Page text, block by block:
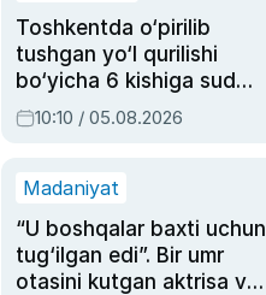
Toshkentda o‘pirilib
tushgan yo‘l qurilishi
bo‘yicha 6 kishiga sud
hukmi o‘qildi
10:10 / 05.08.2026
Madaniyat
“U boshqalar baxti uchun
tug‘ilgan edi”. Bir umr
otasini kutgan aktrisa va